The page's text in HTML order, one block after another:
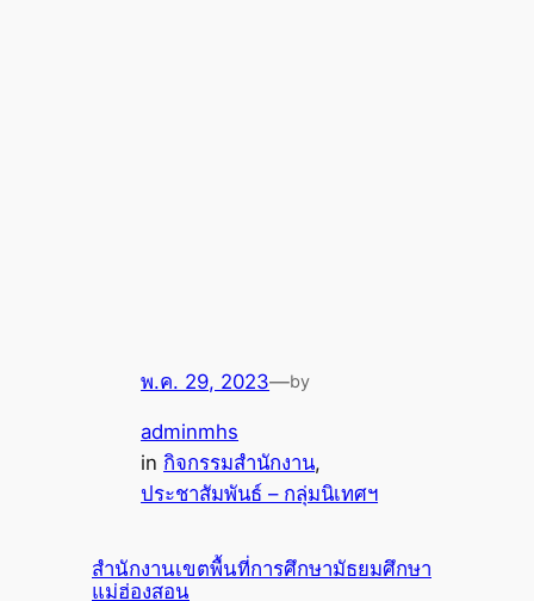
พ.ค. 29, 2023—by
adminmhs
in กิจกรรมสำนักงาน
ประชาสัมพันธ์ – กลุ่มนิเทศฯ
สำนักงานเขตพื้นที่การศึกษามัธยมศึกษา
แม่ฮ่องสอน